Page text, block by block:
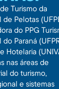
Turismo da
Pelotas
do PPG
Paraná
Hotelaria
nas áreas de
do turismo,
e sistemas